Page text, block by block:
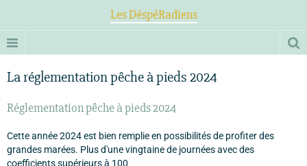
Les DéspéRadiens
La réglementation pêche à pieds 2024
Réglementation pêche à pieds 2024
Cette année 2024 est bien remplie en possibilités de profiter des
grandes marées. Plus d'une vingtaine de journées avec des
coefficients supérieurs à 100